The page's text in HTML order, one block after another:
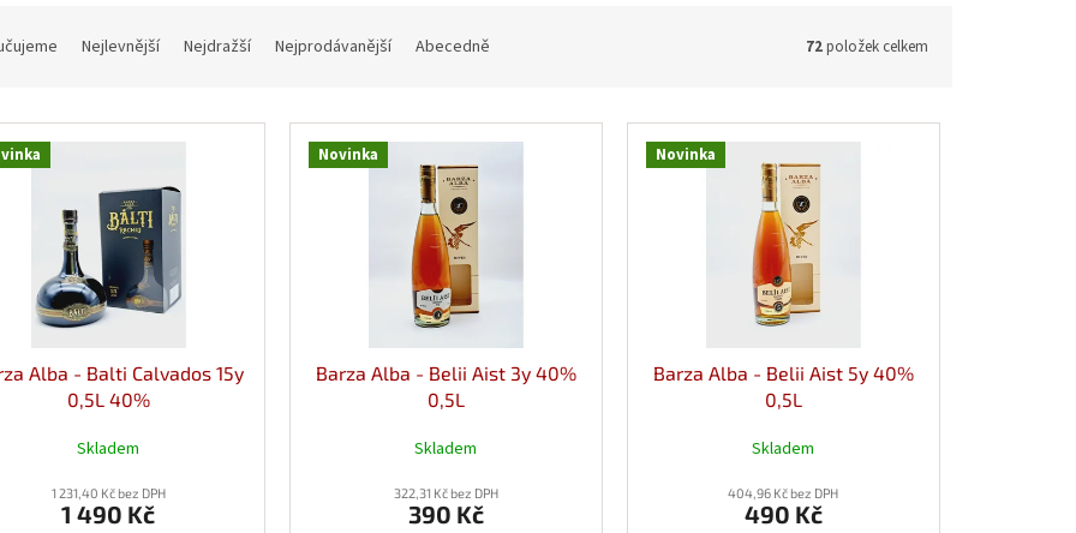
Nejlevnější Nejdražší Nejprodávanější Abecedně 72položek celkem
Alba - Balti Calvados 15y
0,5L 40%
Skladem
1 231,40 Kč bez DPH
1 490 Kč
Novinka
Barza Alba - Belii Aist 3y 40%
0,5L
Skladem
322,31 Kč bez DPH
390 Kč
Novinka
Barza Alba - Belii Aist 5y 40%
0,5L
Skladem
404,96 Kč bez DPH
490 Kč